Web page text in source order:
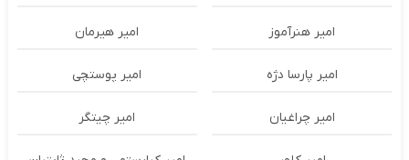
امیر هنرآموز امیر هیرمان
امیر پارسا دژه امیر پوستچی
امیر چراغیان امیر چیتگر